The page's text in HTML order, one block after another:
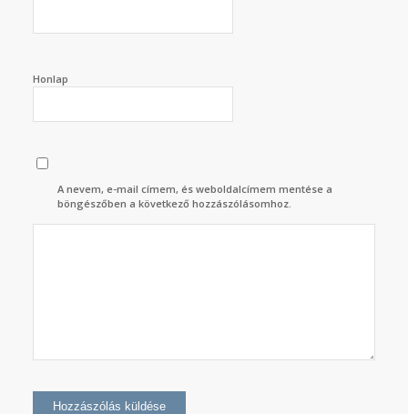
Honlap
A nevem, e-mail címem, és weboldalcímem mentése a
böngészőben a következő hozzászólásomhoz.